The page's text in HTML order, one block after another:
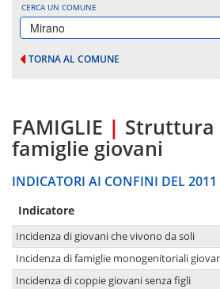
CERCA UN COMUNE
Mirano
TORNA AL COMUNE
FAMIGLIE | Struttura
famiglie giovani
INDICATORI AI CONFINI DEL 2011
Indicatore
Incidenza di giovani che vivono da soli
Incidenza di famiglie monogenitoriali
Incidenza di coppie giovani senza figli